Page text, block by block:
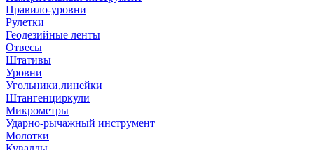
Правило-уровни
Рулетки
Геодезийные ленты
Отвесы
Штативы
Уровни
Угольники,линейки
Штангенциркули
Микрометры
Ударно-рычажный инструмент
Молотки